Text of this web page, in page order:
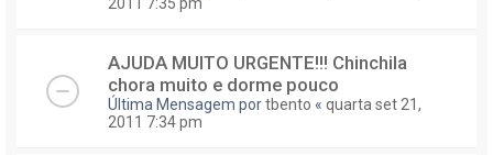
AJUDA MUITO URGENTE!!! Chinchila
chora muito e dorme pouco
Última Mensagem portbento « quarta set 21,
2011 7:34 pm